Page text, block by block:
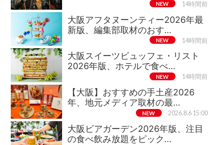
NEW 14時間前
大阪アフタヌーンティー2026年最
新版、編集部取材のおす…
NEW 14時間前
大阪スイーツビュッフェ・リスト
2026年版、ホテルで食べ…
NEW 14時間前
【大阪】おすすめの手土産2026
年、地元メディア取材の最…
NEW 2026.8.6 15:00
大阪ビアガーデン2026年版、注目
の食べ飲み放題をピック…